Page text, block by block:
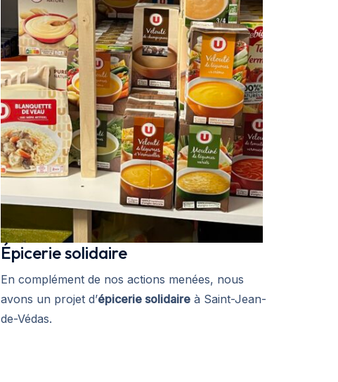
Épicerie solidaire
En complément de nos actions menées, nous
avons un projet d’épicerie solidaire à Saint-Jean-
de-Védas.